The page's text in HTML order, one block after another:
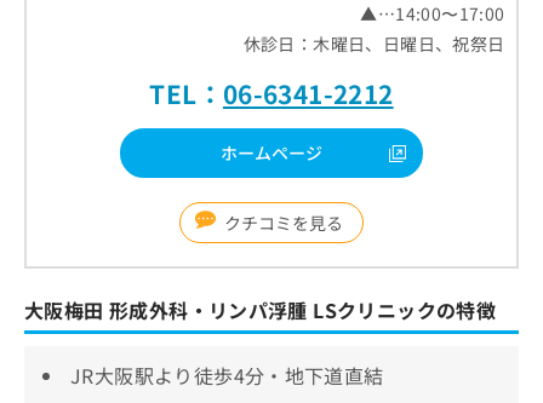
▲…14:00〜17:00
休診日：木曜日、日曜日、祝祭日
TEL： 06-6341-2212
ホームページ
クチコミを見る
大阪梅田 形成外科・リンパ浮腫 LSクリニックの特徴
JR大阪駅より徒歩4分・地下道直結